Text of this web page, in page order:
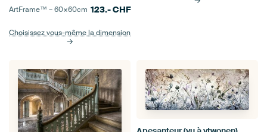
ArtFrame™ –60×60cm 123.-CHF
Choisissez vous-même la dimension